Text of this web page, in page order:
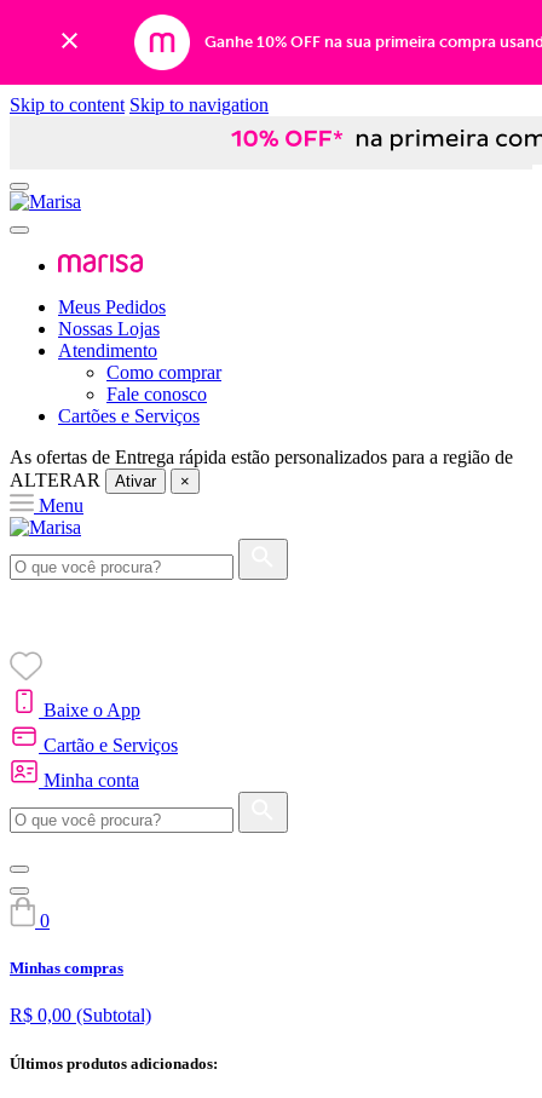
Ganhe 10% OFF na sua primeira compra
Skip to content Skip to navigation
Meus Pedidos
Nossas Lojas
Atendimento
Como comprar
Fale conosco
Cartões e Serviços
As ofertas de Entrega rápida estão personalizados para a região de
ALTERAR
Ativar ×
Menu
Baixe o App
Cartão e Serviços
Minha conta
0
Minhas compras
R$ 0,00 (Subtotal)
Últimos produtos adicionados: